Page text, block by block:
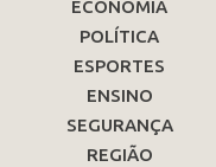
ECONOMIA
POLÍTICA
ESPORTES
ENSINO
SEGURANÇA
REGIÃO